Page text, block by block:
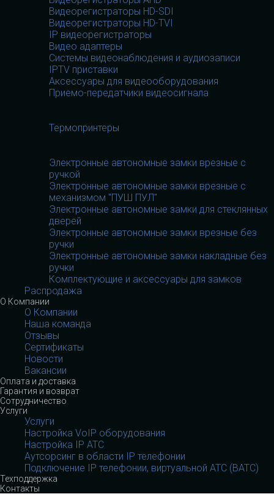
Видеорегистраторы HD-SDI
Видеорегистраторы HD-TVI
IP видеорегистраторы
Видео адаптеры
Системы видеонаблюдения и аудиозаписи
IPTV приставки
Аксессуары для видеооборудования
Приемо-передатчики видеосигнала
Термопринтеры
Электронные автономные замки врезные с
ручкой
Электронные автономные замки врезные с
механизмом "ПУШ ПУЛ"
Электронные автономные замки для стеклянных
дверей
Электронные автономные замки врезные без
ручки
Электронные автономные замки накладные без
ручки
Комплектующие и аксессуары для замков
Распродажа
О Компании
О Компании
Наша команда
Отзывы
Сертификаты
Новости
Вакансии
Оплата и доставка
Гарантия и возврат
Сотрудничество
Услуги
Услуги
Настройка VoIP оборудования
Настройка IP АТС
Аутсорсинг в области IP телефонии
Подключение IP телефонии, виртуальной АТС (ВАТС)
Техподдержка
Контакты